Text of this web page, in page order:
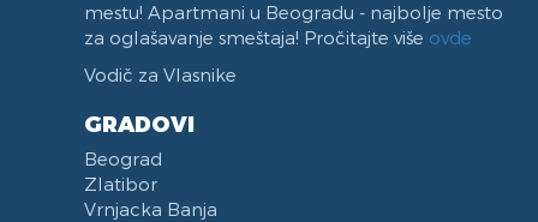
mestu! Apartmani u Beogradu - najbolje mesto
za oglašavanje smeštaja! Pročitajte više ovde
Vodič za Vlasnike
GRADOVI
Beograd
Zlatibor
Vrnjacka Banja